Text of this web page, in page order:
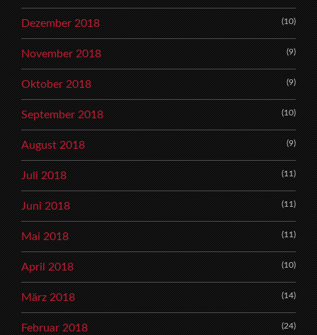
Dezember 2018 (10)
November 2018 (9)
Oktober 2018 (9)
September 2018 (10)
August 2018 (9)
Juli 2018 (11)
Juni 2018 (11)
Mai 2018 (11)
April 2018 (10)
März 2018 (14)
Februar 2018 (24)